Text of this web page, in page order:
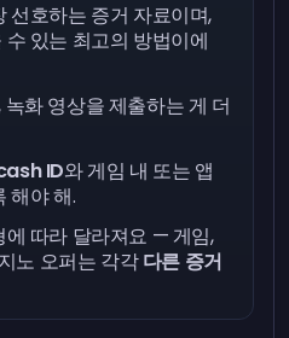
선호하는 증거 자료이며,
있는 최고의 방법이에
화 영상을 제출하는 게 더
ID와 게임 내 또는 앱
해야 해.
따라 달라져요 — 게임,
노 오퍼는 각각다른 증거